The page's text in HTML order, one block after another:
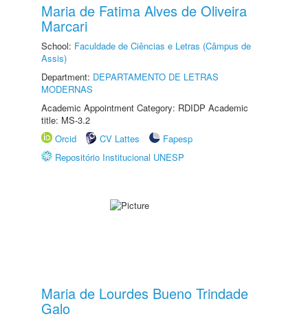
Maria de Fatima Alves de Oliveira
Marcari
School: Faculdade de Ciências e Letras (Câmpus de
Assis)
Department: DEPARTAMENTO DE LETRAS
MODERNAS
Academic Appointment Category: RDIDP Academic
title: MS-3.2
Orcid
CV Lattes
Fapesp
Repositório Institucional UNESP
Maria de Lourdes Bueno Trindade
Galo